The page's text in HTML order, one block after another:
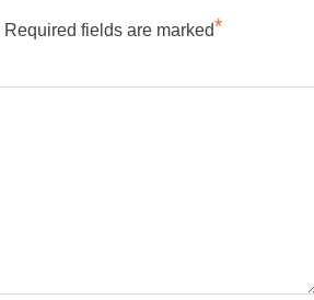
Required fields are marked*